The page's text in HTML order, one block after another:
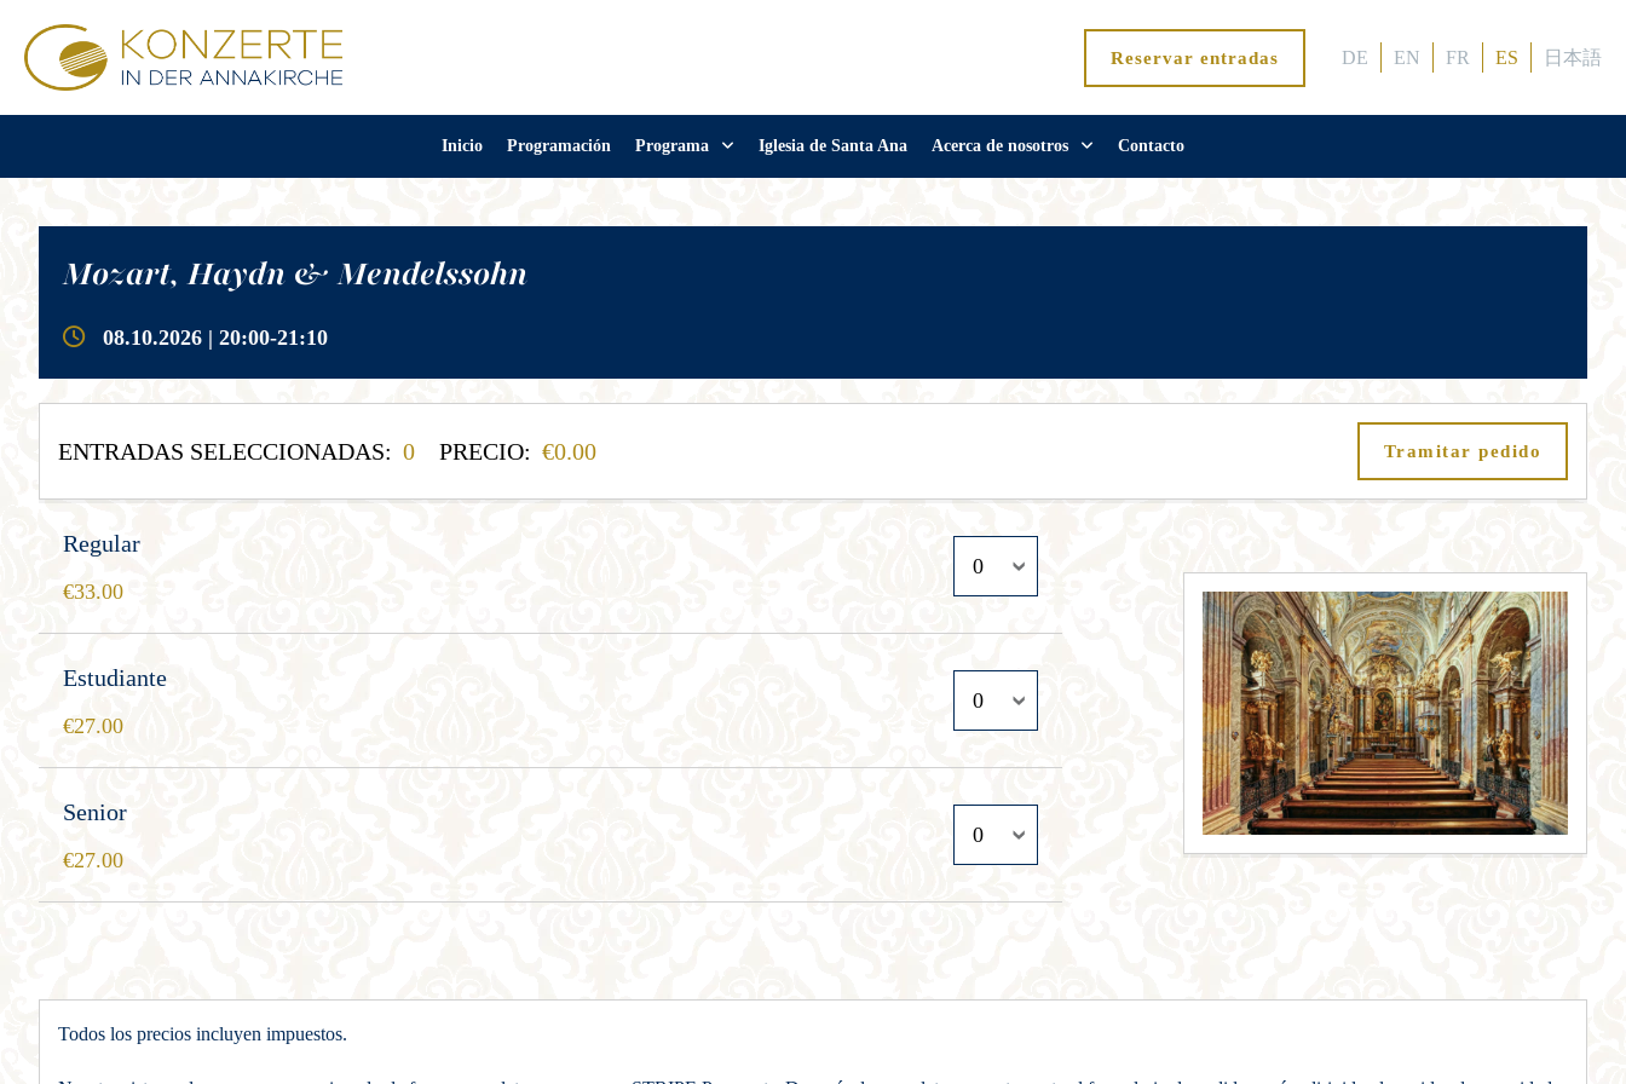
Reservar entradas DE EN FR ES 日本語
Inicio Programación Programa Iglesia de Santa Ana Acerca de nosotros Contacto
Mozart, Haydn & Mendelssohn
08.10.2026 | 20:00-21:10
ENTRADAS SELECCIONADAS: 0 PRECIO: 0.00 Tramitar pedido
Regular
33.00
Estudiante
27.00
Senior
27.00
Todos los precios incluyen impuestos.